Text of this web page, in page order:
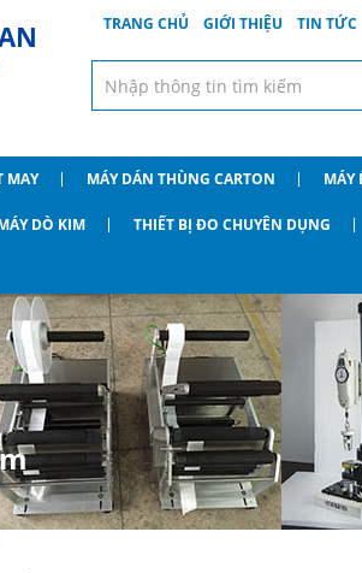
TRANG CHỦ GIỚI THIỆU TIN TỨC
MAY MÁY DÁN THÙNG CARTON MÁY
DÒ KIM THIẾT BỊ ĐO CHUYÊN DỤNG